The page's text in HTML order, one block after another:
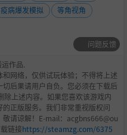
疫病爆发模拟
等角视角
问题反馈
作品.
网络，仅供试玩体验；不得将上述
后果请用户自负。您必须在下载后
上述内容。如果您喜欢该游戏内
正版服务。我们非常重视版权问
请谅解！E-mail：acgbns666@ou
链接https://steamzg.com/6375